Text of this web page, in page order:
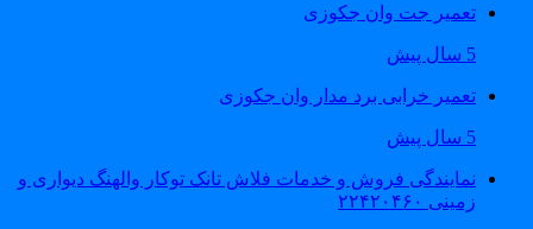
تعمیر جت وان جکوزی
تعمیر خرابی برد مدار وان جکوزی
نمایندگی فروش و خدمات فلاش تانک توکار والهنگ دیواری و
زمینی ۲۲۴۲۰۴۶۰